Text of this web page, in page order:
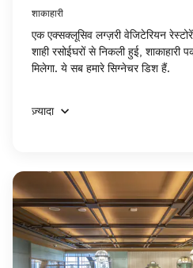
शाकाहारी
एक एक्सक्लूसिव लग्ज़री वेजिटेरियन
शाही रसोईघरों से निकली हुई,
मिलेगा. ये सब हमारे सिग्नेचर डिश हैं.
ज़्यादा